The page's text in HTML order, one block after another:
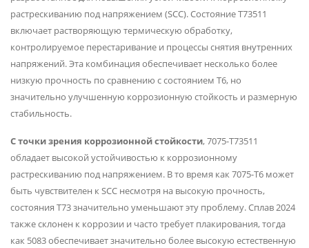
растрескиванию под напряжением (SCC). Состояние T73511
включает растворяющую термическую обработку,
контролируемое переcтаривание и процессы снятия внутренних
напряжений. Эта комбинация обеспечивает несколько более
низкую прочность по сравнению с состоянием T6, но
значительно улучшенную коррозионную стойкость и размерную
стабильность.
С точки зрения коррозионной стойкости, 7075-T73511
обладает высокой устойчивостью к коррозионному
растрескиванию под напряжением. В то время как 7075-T6 может
быть чувствителен к SCC несмотря на высокую прочность,
состояния T73 значительно уменьшают эту проблему. Сплав 2024
также склонен к коррозии и часто требует плакирования, тогда
как 5083 обеспечивает значительно более высокую естественную